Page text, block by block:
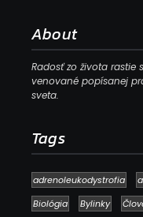
About
Radosť zo života rastie
venované popísanej
sveta.
Tags
adrenoleukodystrofia
Biológia
Bylinky